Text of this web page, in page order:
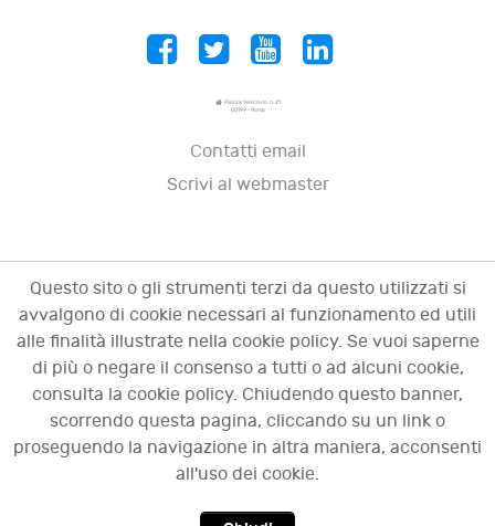
Piazza Vescovio, n. 21
00199 - Roma
Contatti email
Scrivi al webmaster
© 2009 - 2026 OCI - Osservatorio sulle crisi
d'impresa. Tutti i diritti riservati.
Questo sito o gli strumenti terzi da questo utilizzati si
avvalgono di cookie necessari al funzionamento ed utili
alle finalità illustrate nella cookie policy. Se vuoi saperne
di più o negare il consenso a tutti o ad alcuni cookie,
consulta la cookie policy. Chiudendo questo banner,
scorrendo questa pagina, cliccando su un link o
proseguendo la navigazione in altra maniera, acconsenti
all'uso dei cookie.